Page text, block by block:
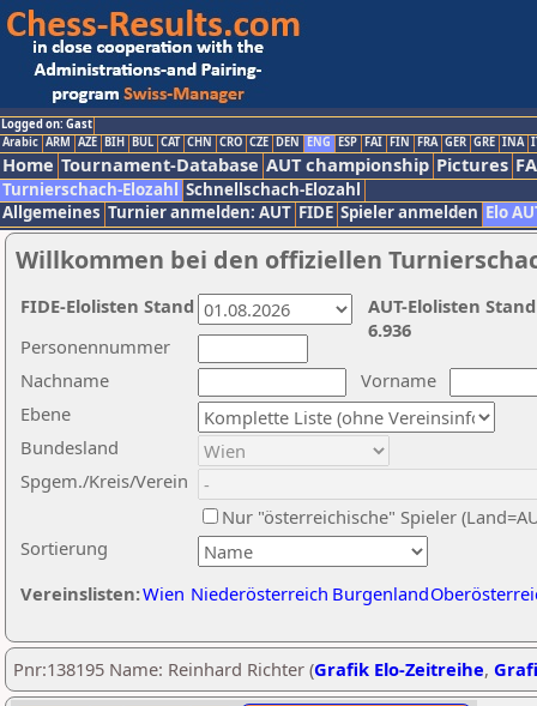
Logged on: Gast
Arabic ARM AZE BIH BUL CAT CHN CRO CZE DEN ENG ESP FAI FIN FRA GER GRE INA
Home Tournament-Database AUT championship Pictures
Turnierschach-Elozahl Schnellschach-Elozahl
Allgemeines Turnier anmelden: AUT FIDE Spieler anmelden Elo
Willkommen bei den offiziellen
Nachname
Vorname
Ebene
Sortierung
Personennummer
Bundesland
Spgem./Kreis/Verein
Nur "österreichische" Spieler
Vereinslisten:Wien Niederösterreich Burgenland
AUT-Elolisten
6.936
FIDE-Elolisten Stand
Pnr:138195 Name: Reinhard Richter (Grafik Elo-Zeitreihe,